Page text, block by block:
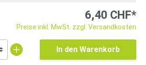
6,40 CHF*
Preise inkl. MwSt. zzgl. Versandkosten
In den Warenkorb